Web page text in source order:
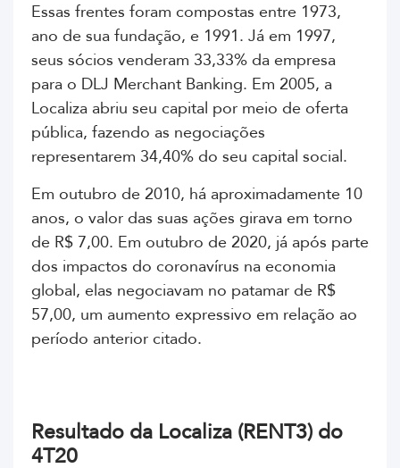
Essas frentes foram compostas entre 1973,
ano de sua fundação, e 1991. Já em 1997,
seus sócios venderam 33,33% da empresa
para o DLJ Merchant Banking. Em 2005, a
Localiza abriu seu capital por meio de oferta
pública, fazendo as negociações
representarem 34,40% do seu capital social.
Em outubro de 2010, há aproximadamente 10
anos, o valor das suas ações girava em torno
de R$ 7,00. Em outubro de 2020, já após parte
dos impactos do coronavírus na economia
global, elas negociavam no patamar de R$
57,00, um aumento expressivo em relação ao
período anterior citado.
Resultado da Localiza (RENT3) do
4T20